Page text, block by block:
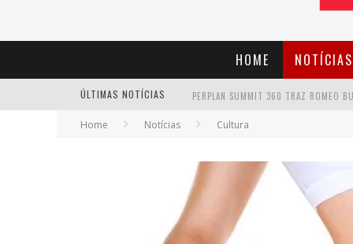
HOME NOTÍCIAS
ÚLTIMAS NOTÍCIAS
CANTOR EVANDRO JR. NA
Home Notícias Cultura